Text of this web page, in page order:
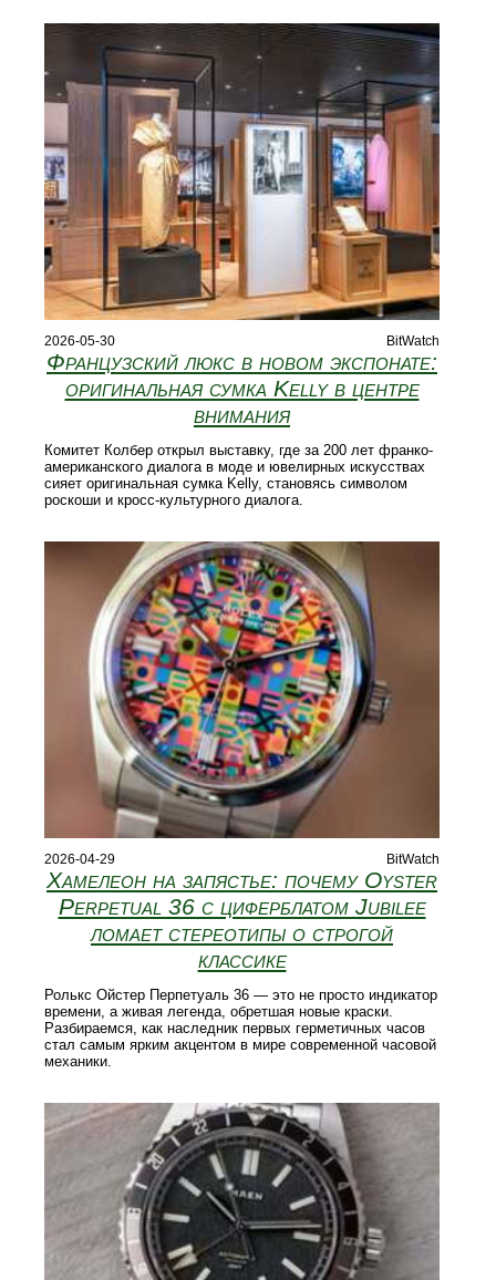
2026-05-30 BitWatch
Французский люкс в новом экспонате:
оригинальная сумка Kelly в центре
внимания
Комитет Колбер открыл выставку, где за 200 лет франко-
американского диалога в моде и ювелирных искусствах
сияет оригинальная сумка Kelly, становясь символом
роскоши и кросс-культурного диалога.
2026-04-29 BitWatch
Хамелеон на запястье: почему Oyster
Perpetual 36 с циферблатом Jubilee
ломает стереотипы о строгой
классике
Ролькс Ойстер Перпетуаль 36 — это не просто индикатор
времени, а живая легенда, обретшая новые краски.
Разбираемся, как наследник первых герметичных часов
стал самым ярким акцентом в мире современной часовой
механики.